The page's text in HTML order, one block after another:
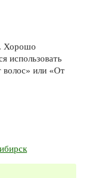
Хорошо
использовать
волос» или «От